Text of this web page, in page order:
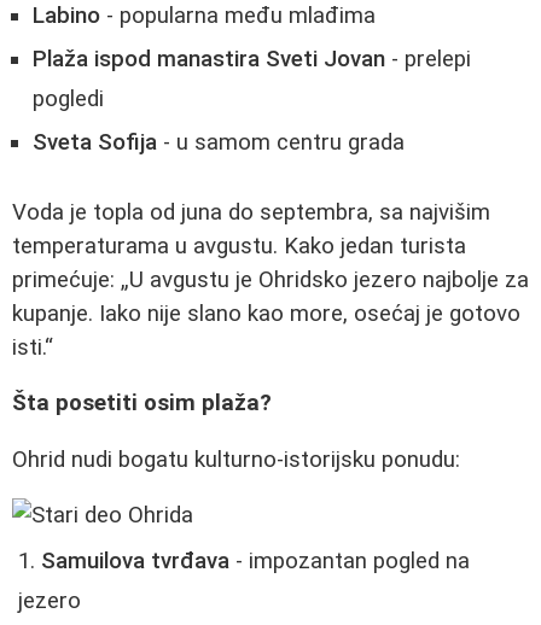
Labino - popularna među mlađima
Plaža ispod manastira Sveti Jovan - prelepi
pogledi
Sveta Sofija - u samom centru grada
Voda je topla od juna do septembra, sa najvišim
temperaturama u avgustu. Kako jedan turista
primećuje:
U avgustu je Ohridsko jezero najbolje za
kupanje. Iako nije slano kao more, osećaj je gotovo
isti.
Šta posetiti osim plaža?
Ohrid nudi bogatu kulturno-istorijsku ponudu:
Samuilova tvrđava - impozantan pogled na
jezero